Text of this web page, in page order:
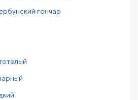
гончар